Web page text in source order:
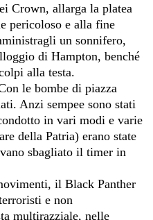
Crown, allarga la platea
pericoloso e alla fine
un sonnifero,
di Hampton, benché
alla testa.
le bombe di piazza
Anzi sempee sono stati
in vari modi e varie
della Patria) erano state
sbagliato il timer in
il Black Panther
e non
multirazziale, nelle